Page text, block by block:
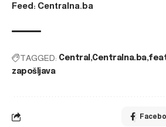
Feed: Centralna.ba
TAGGED: Central Centralna.ba
zapošljava